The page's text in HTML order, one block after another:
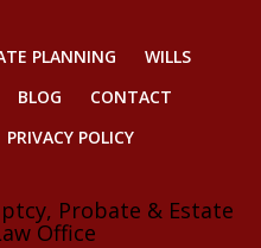
PLANNING
WILLS
BLOG
CONTACT
PRIVACY POLICY
Probate & Estate
Office